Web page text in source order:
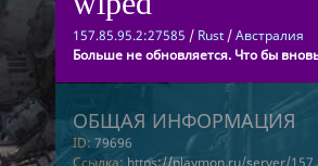
157.85.95.2:27585 / Rust/Австралия
Больше не обновляется. Что бы
ОБЩАЯ ИНФОРМАЦИЯ
ID: 79696
Ссылка: https://playmon.ru/server/